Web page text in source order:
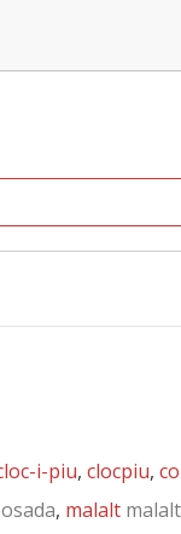
i-piu, clocpiu,
, malalt